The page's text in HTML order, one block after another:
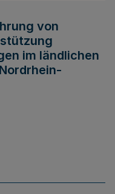
von
im ländlichen